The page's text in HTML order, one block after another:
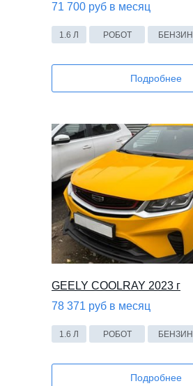
GEELY COOLRAY 2023 г
71 700 руб в месяц
78 371 руб в месяц
Подробнее
Подробнее
1.6 Л
1.6 Л
РОБОТ
РОБОТ
БЕНЗИН
БЕНЗИН